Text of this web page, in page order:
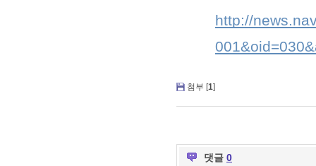
http://
첨부 [1]
댓글 0